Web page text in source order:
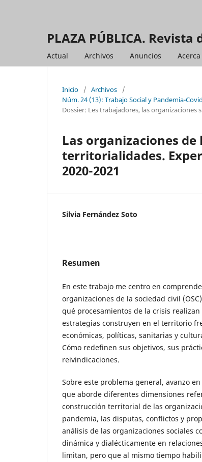
PLAZA PÚBLICA. Revista
Actual Archivos Anuncios
Inicio / Archivos
/
Núm. 24 (13): Trabajo Social y Pandemia-
Dossier: Les trabajadores, las organizaciones
Las organizaciones
territorialidades.
2020-2021
Silvia Fernández Soto
Resumen
En este trabajo me centro en
organizaciones de la sociedad civil
qué procesamientos de la crisis
estrategias construyen en el territorio
económicas, políticas, sanitarias y
Cómo redefinen sus objetivos, sus
reivindicaciones.
Sobre este problema general, avanzo
que aborde diferentes dimensiones
construcción territorial de las
pandemia, las disputas, conflictos y
análisis de las organizaciones sociales
dinámica y dialécticamente en
limitan, pero que al mismo tiempo